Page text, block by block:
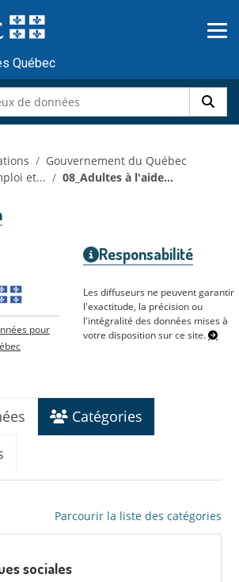
Québec
Gouvernement du Québec
et...
08_Adultes à l'aide...
pour
Responsabilité
Les diffuseurs ne peuvent garantir
l'exactitude, la précision ou
l'intégralité des données mises à
votre disposition sur ce site.
Catégories
Parcourir la liste des catégories
sociales